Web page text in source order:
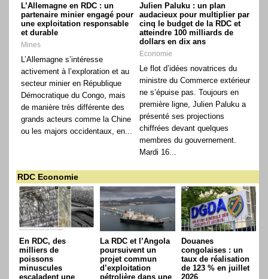
L’Allemagne en RDC : un
partenaire minier engagé pour
une exploitation responsable
et durable
Mines
L’Allemagne s’intéresse
activement à l’exploration et au
secteur minier en République
Démocratique du Congo, mais
de manière très différente des
grands acteurs comme la Chine
ou les majors occidentaux, en...
Julien Paluku : un plan
audacieux pour multiplier par
cinq le budget de la RDC et
atteindre 100 milliards de
dollars en dix ans
Economie
Le flot d’idées novatrices du
ministre du Commerce extérieur
ne s’épuise pas. Toujours en
première ligne, Julien Paluku a
présenté ses projections
chiffrées devant quelques
membres du gouvernement.
Mardi 16...
RDC Economie
En RDC, des
milliers de
poissons
minuscules
escaladent une
La RDC et l’Angola
poursuivent un
projet commun
d’exploitation
pétrolière dans une
Douanes
congolaises : un
taux de réalisation
de 123 % en juillet
2026